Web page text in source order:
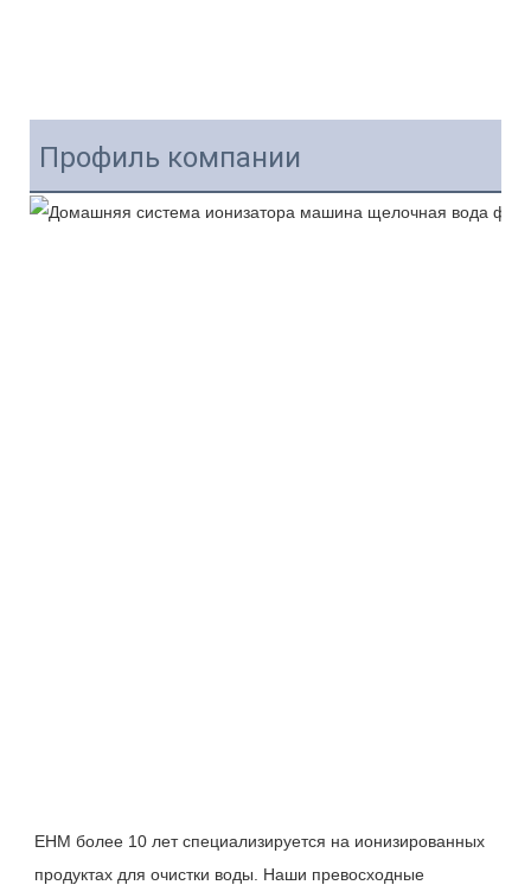
Профиль компании
EHM более 10 лет специализируется на ионизированных
продуктах для очистки воды. Наши превосходные